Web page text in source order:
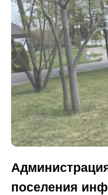
поселения